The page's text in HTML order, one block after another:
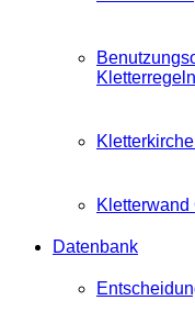
Kletterregeln
Kletterwand
Datenbank